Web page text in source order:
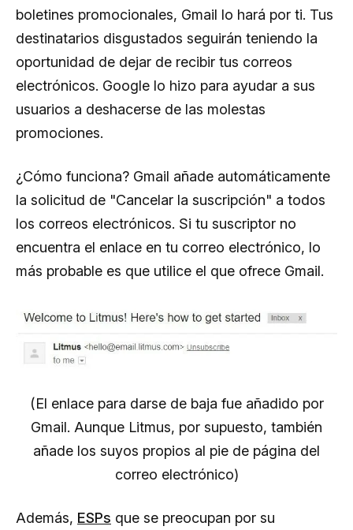
boletines promocionales, Gmail lo hará por ti. Tus
destinatarios disgustados seguirán teniendo la
oportunidad de dejar de recibir tus correos
electrónicos. Google lo hizo para ayudar a sus
usuarios a deshacerse de las molestas
promociones.
¿Cómo funciona? Gmail añade automáticamente
la solicitud de "Cancelar la suscripción" a todos
los correos electrónicos. Si tu suscriptor no
encuentra el enlace en tu correo electrónico, lo
más probable es que utilice el que ofrece Gmail.
(El enlace para darse de baja fue añadido por
Gmail. Aunque Litmus, por supuesto, también
añade los suyos propios al pie de página del
correo electrónico)
Además, ESPs que se preocupan por su